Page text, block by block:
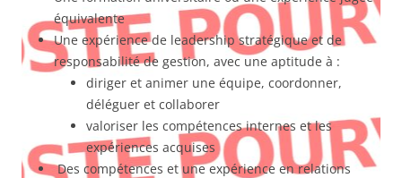
équivalente
Une expérience de leadership stratégique et de
responsabilité de gestion, avec une aptitude à :
diriger et animer une équipe, coordonner,
déléguer et collaborer
valoriser les compétences internes et les
expériences acquises
Des compétences et une expérience en relations